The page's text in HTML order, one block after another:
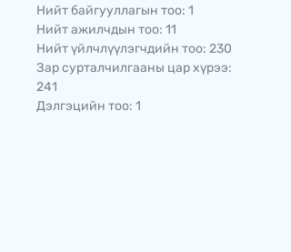
Нийт байгууллагын тоо: 1
Нийт ажилчдын тоо: 11
Нийт үйлчлүүлэгчдийн тоо: 230
Зар сурталчилгааны цар хүрээ:
241
Дэлгэцийн тоо: 1